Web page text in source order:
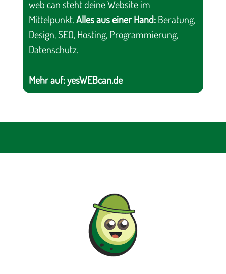
web can steht deine Website im
Mittelpunkt.Alles aus einer Hand:Beratung,
Design, SEO, Hosting, Programmierung,
Datenschutz.
Mehr auf:yesWEBcan.de